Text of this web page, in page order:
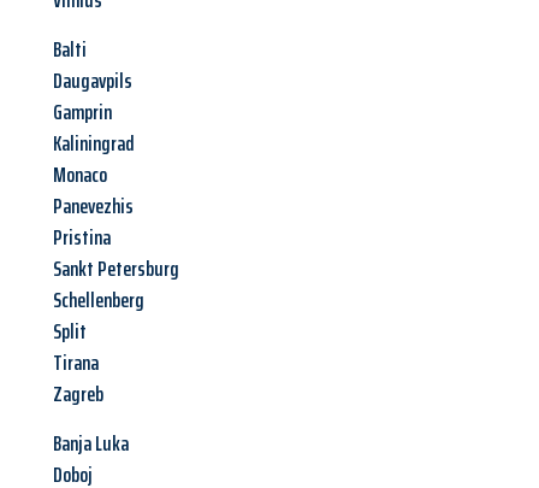
Balti
Daugavpils
Gamprin
Kaliningrad
Monaco
Panevezhis
Pristina
Sankt Petersburg
Schellenberg
Split
Tirana
Zagreb
Banja Luka
Doboj